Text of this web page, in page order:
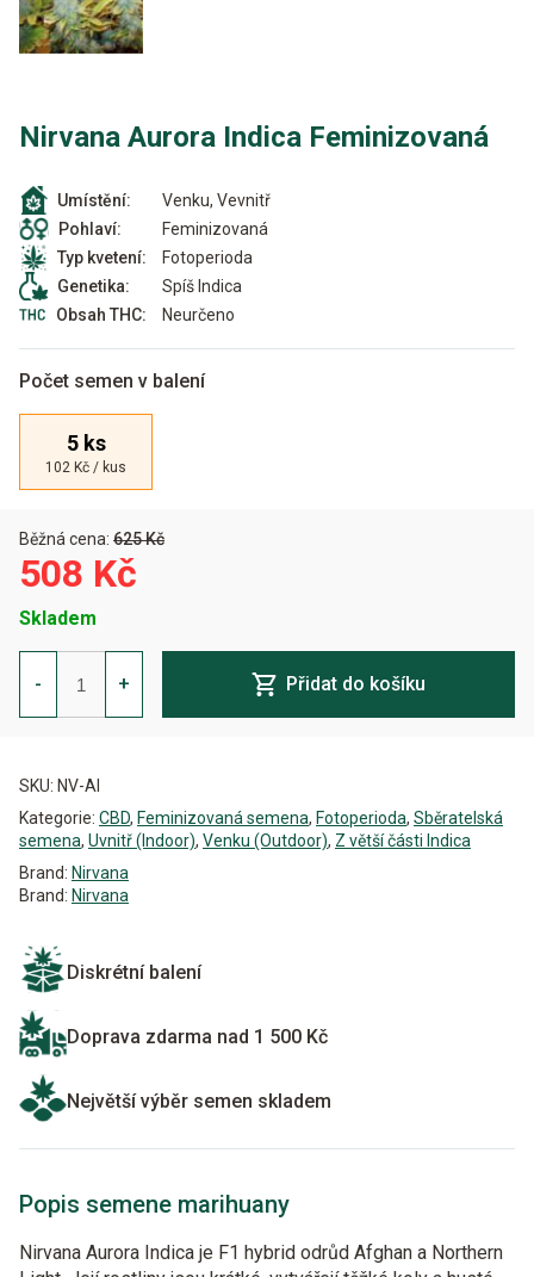
Nirvana Aurora Indica Feminizovaná
Umístění:
Venku, Vevnitř
Pohlaví:
Feminizovaná
Typ kvetení:
Fotoperioda
Genetika:
Spíš Indica
Obsah THC:
Neurčeno
Počet semen v balení
5 ks
102 Kč / kus
Běžná cena: 625 Kč
508 Kč
Skladem
-
Aurora
Indica
Feminizovaná
množství
+ Přidat do košíku
SKU: NV-AI
Kategorie: CBD, Feminizovaná semena, Fotoperioda, Sběratelská
semena, Uvnitř (Indoor), Venku (Outdoor), Z větší části Indica
Brand: Nirvana
Brand: Nirvana
Diskrétní balení
Doprava zdarma nad 1 500 Kč
Největší výběr semen skladem
Popis semene marihuany
Nirvana Aurora Indica je F1 hybrid odrůd Afghan a Northern